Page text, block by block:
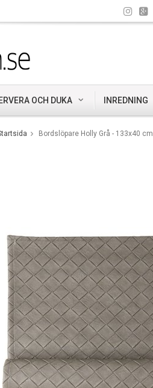
OCH DUKA INREDNING
Bordslöpare Holly Grå - 133x40 cm